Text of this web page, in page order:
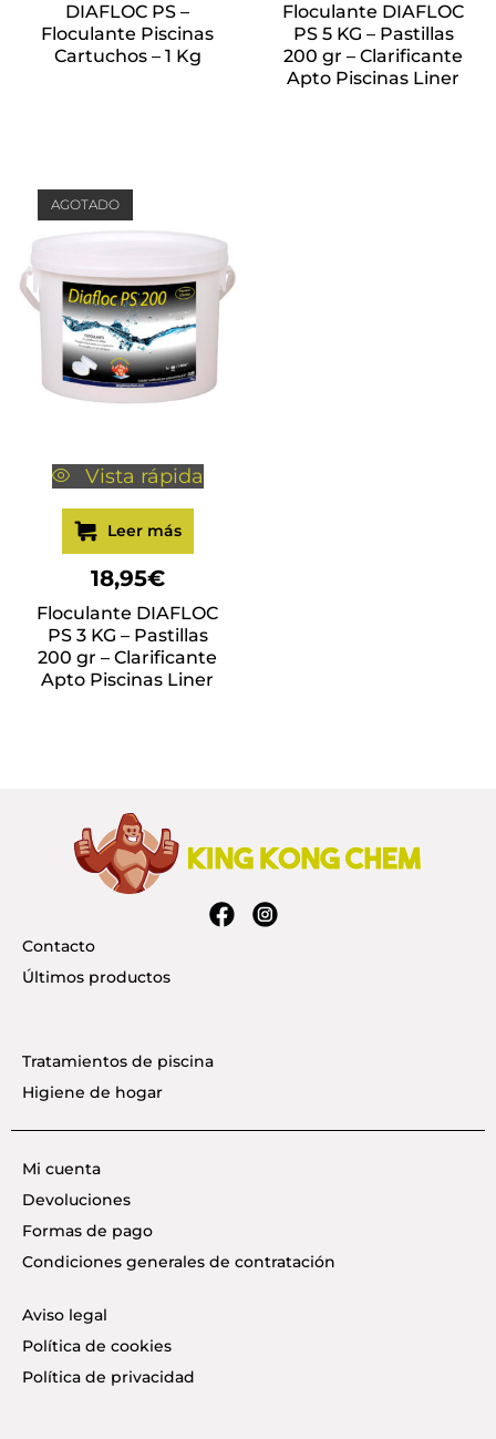
DIAFLOC PS –
Floculante Piscinas
Cartuchos – 1 Kg
Floculante DIAFLOC
PS 5 KG – Pastillas
200 gr – Clarificante
Apto Piscinas Liner
AGOTADO
Vista rápida
Leer más
18,95€
Floculante DIAFLOC
PS 3 KG – Pastillas
200 gr – Clarificante
Apto Piscinas Liner
Contacto
Últimos productos
Tratamientos de piscina
Higiene de hogar
Mi cuenta
Devoluciones
Formas de pago
Condiciones generales de contratación
Aviso legal
Política de cookies
Política de privacidad